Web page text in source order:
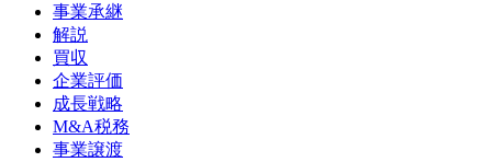
事業承継
解説
買収
企業評価
成長戦略
M&A税務
事業譲渡